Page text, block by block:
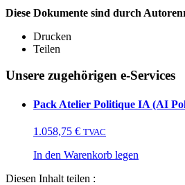
Diese Dokumente sind durch
Drucken
Teilen
Unsere zugehörigen e-Services
Pack Atelier Politique IA (AI
1.058,75 € TVAC
In den Warenkorb legen
Diesen Inhalt teilen :